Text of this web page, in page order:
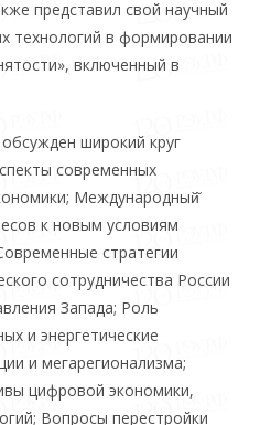
представил свой научный
технологий в формировании
включенный в
широкий круг
современных
Международный̆
к новым условиям
стратегии
сотрудничества России
Запада; Роль
и энергетические
и мегарегионализма;
цифровой экономики,
Вопросы перестройки